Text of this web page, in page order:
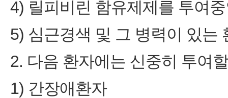
4) 릴피비린 함유제제를 투여
5) 심근경색 및 그 병력이 있는
2. 다음 환자에는 신중히 투여
1) 간장애환자